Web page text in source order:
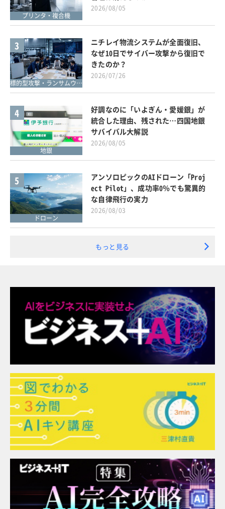
プリンタ・複合機
2026/08/05
3
標的型攻撃・ランサムウェア対策
ニチレイ物流システムが全面復旧、
なぜ10日でサイバー攻撃から復旧で
きたのか？
2026/07/26
4
地銀
好調なのに「いよぎん・愛媛銀」が
統合した理由、残された…四国地銀
サバイバル大解説
2026/08/05
5
ドローン
アンソロピックのAIドローン「Proj
ect Pilot」、成功率0％でも驚異的
な自律飛行の実力
2026/08/03
もっと見る